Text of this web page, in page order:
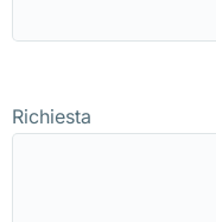
Richiesta